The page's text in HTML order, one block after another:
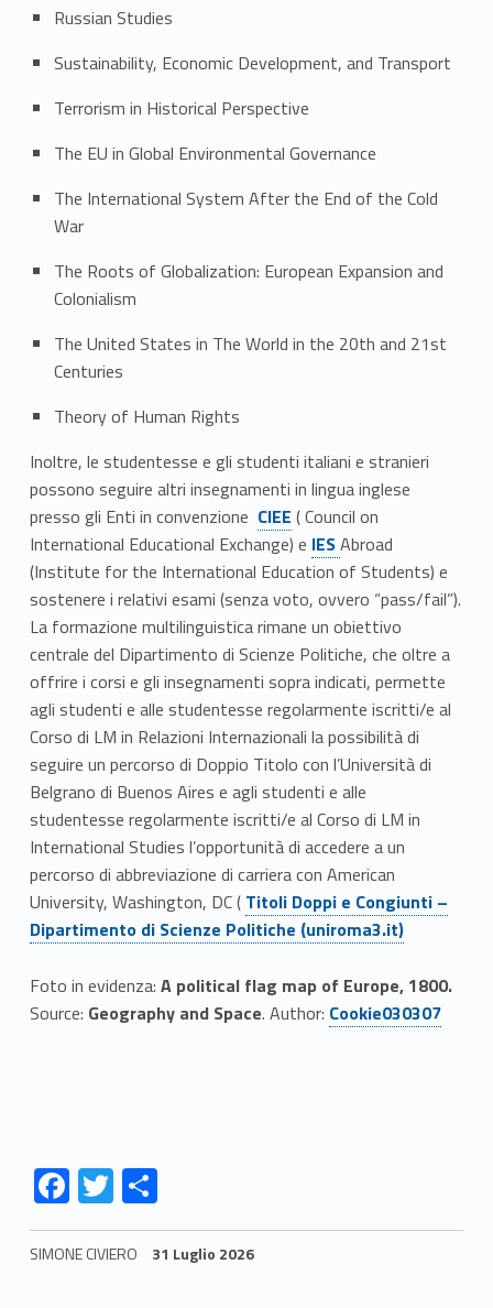
Russian Studies
Sustainability, Economic Development, and Transport
Terrorism in Historical Perspective
The EU in Global Environmental Governance
The International System After the End of the Cold
War
The Roots of Globalization: European Expansion and
Colonialism
The United States in The World in the 20th and 21st
Centuries
Theory of Human Rights
Inoltre, le studentesse e gli studenti italiani e stranieri
possono seguire altri insegnamenti in lingua inglese
presso gli Enti in convenzione Link identifier #identifier__111195-4
CIEE (Council on
International Educational Exchange) e Link identifier #identifier__113081-5
IESAbroad
(Institute for the International Education of Students) e
sostenere i relativi esami (senza voto, ovvero “pass/fail”).
La formazione multilinguistica rimane un obiettivo
centrale del Dipartimento di Scienze Politiche, che oltre a
offrire i corsi e gli insegnamenti sopra indicati, permette
agli studenti e alle studentesse regolarmente iscritti/e al
Corso di LM in Relazioni Internazionali la possibilità di
seguire un percorso di Doppio Titolo con l’Università di
Belgrano di Buenos Aires e agli studenti e alle
studentesse regolarmente iscritti/e al Corso di LM in
International Studies l’opportunità di accedere a un
percorso di abbreviazione di carriera con American
University, Washington, DC ( Link identifier #identifier__135364-6
Titoli Doppi e Congiunti –
Dipartimento di Scienze Politiche (uniroma3.it)
Foto in evidenza: A political flag map of Europe, 1800.
Source: Geography and Space. Author: Link identifier #identifier__52499-7
Cookie030307
Link identifier #identifier__81252-8 F
ac
e
Link identifier #identifier__86913-9 T
w
itt
Link identifier #identifier__109367-10 C
o
n
SIMONE CIVIERO 31 Luglio 2026